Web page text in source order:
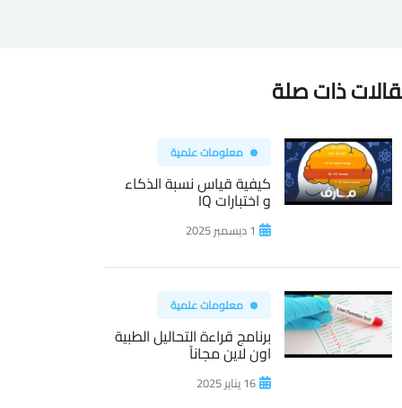
ذات صلة
معلومات علمية
كيفية قياس نسبة الذكاء
و اختبارات IQ
1 ديسمبر 2025
معلومات علمية
برنامج قراءة التحاليل الطبية
اون لاين مجاناً
16 يناير 2025